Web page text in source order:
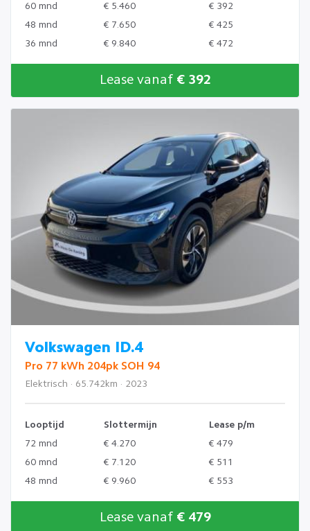
60 mnd
€ 5.460
€ 392
48 mnd
€ 7.650
€ 425
36 mnd
€ 9.840 € 472
Lease vanaf € 392
Volkswagen ID.4
Pro 77 kWh 204pk SOH 94
Elektrisch · 65.742km · 2023
Looptijd Slottermijn
Lease p/m
72 mnd
€ 4.270
€ 479
60 mnd
€ 7.120
€ 511
48 mnd
€ 9.960 € 553
Lease vanaf € 479